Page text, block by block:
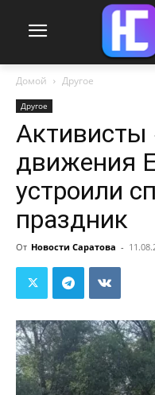
Домой Другое
Другое
Активисты
движения
устроили
праздник
От Новости Саратова -